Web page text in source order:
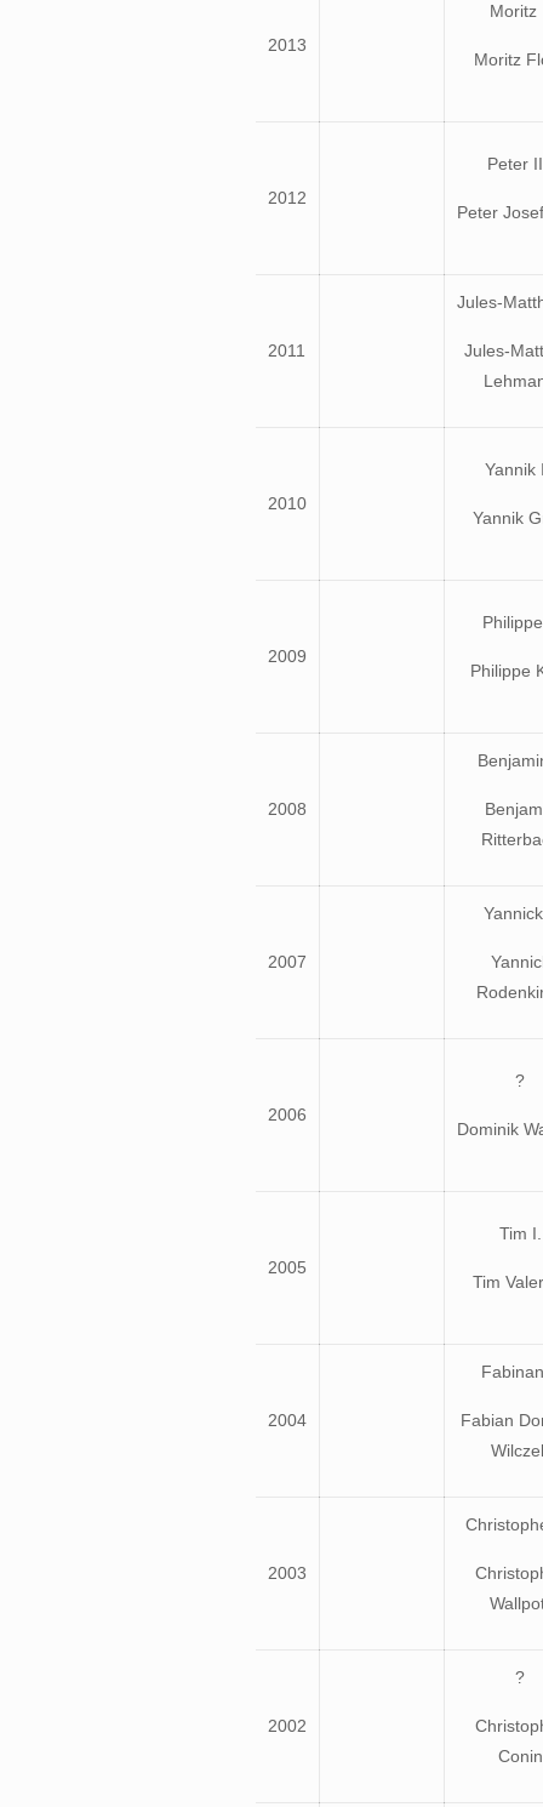
2013
Moritz
Moritz
2012
Peter
Peter
2011
Jules-
Jules-
2010
Yannik
Yannik
2009
Philippe
2008
2007
2006
?
Dominik
2005
Tim I.
Tim
2004
Fabian
2003
2002
?
Conin